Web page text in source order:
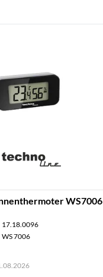
WS7006
17.18.0096
WS 7006